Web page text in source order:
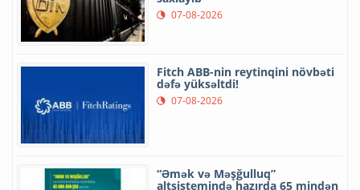
07-08-2026
Fitch ABB-nin reytinqini növbəti
dəfə yüksəltdi!
07-08-2026
“Əmək və Məşğulluq”
altsistemində hazırda 65 mindən